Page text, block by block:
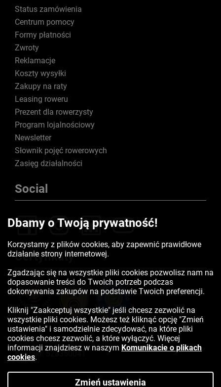
Status zamówienia
Centrum pomocy
Formy płatności
Zwroty
Reklamacje
Koszty wysyłki
Zakupy na raty
Leasing roweru
Prezent dla rowerzysty
Program lojalnościowy
Newsletter
Słownik pojęć rowerowych
Zasięg działalności
Social
Certyfikaty
Kontakt:523350041
Dbamy o Twoją prywatność!
Korzystamy z plików cookies, aby zapewnić prawidłowe
działanie strony internetowej.
Zgadzając się na wszystkie pliki cookies pozwolisz nam na
dopasowanie treści do Twoich potrzeb podczas
dokonywania zakupów na podstawie Twoich preferencji.
Kliknij "Zaakceptuj wszystkie" jeśli chcesz zezwolić na
wszystkie pliki cookies. Możesz też kliknąć opcję "Zmień
ustawienia" i samodzielnie zdecydować, na które pliki
cookies chcesz zezwolić, a które wyłączyć. Więcej
informacji znajdziesz w naszym Komunikacie o plikach
cookies.
Zmień ustawienia